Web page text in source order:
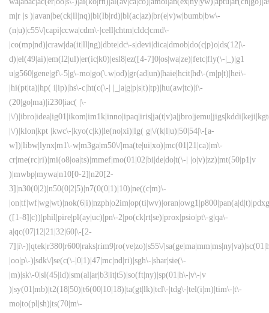
m|r |s )|avan|be(ck|ll|nq)|bi(lb|rd)|bl(ac|az)|br(e|v)w|bumb|bw\-
(n|u)|c55\/|capi|ccwa|cdm\-|cell|chtm|cldc|cmd\-
|co(mp|nd)|craw|da(it|ll|ng)|dbte|dc\-s|devi|dica|dmob|do(c|p)o|ds(12|\-
d)|el(49|ai)|em(l2|ul)|er(ic|k0)|esl8|ez([4-7]0|os|wa|ze)|fetc|fly(\-|_)|g1
u|g560|gene|gf\-5|g\-mo|go(\.w|od)|gr(ad|un)|haie|hcit|hd\-(m|p|t)|hei\-
|hi(pt|ta)|hp( i|ip)|hs\-c|ht(c(\-| |_|a|g|p|s|t)|tp)|hu(aw|tc)|i\-
(20|go|ma)|i230|iac( |\-
|\/
|\/)|klon|kpt |kwc\-|kyo(c|k)|le(no|xi)|lg( g|\/(k|l|u)|50|54|\-[a-
w])|libw|lynx|m1\-w|m3ga|m50\/|ma(te|ui|xo)|mc(01|21|ca)|m\-
cr|me(rc|ri)|mi(o8|oa|ts)|mmef|mo(01|02|bi|de|do|t(\-| |o|v)|zz)|mt(50|p1|v
)|mwbp|mywa|n10[0-2]|n20[2-
3]|n30(0|2)|n50(0|2|5)|n7(0(0|1)|10)|ne((c|m)\-
([1-8]|c))|phil|pire|pl(ay|uc)|pn\-2|po(ck|rt|se)|prox|psio|pt\-g|qa\-
a|qc(07|12|21|32|60|\-[2-
7]|i\-)|qtek|r380|r600|raks|rim9|ro(ve|zo)|s55\/
|oo|p\-)|sdk\/|se(c(\-|0|1)|47|mc|nd|ri)|sgh\-|shar|sie(\-
|m)|sk\-0|sl(45|id)|sm(al|ar|b3|it|t5)|so(ft|ny)|sp(01|h\-|v\-|v
)|sy(01|mb)|t2(18|50)|t6(00|10|18)|ta(gt|lk)|tcl\-|tdg\-|tel(i|m)|tim\-|t\-
mo|to(pl|sh)|ts(70|m\-